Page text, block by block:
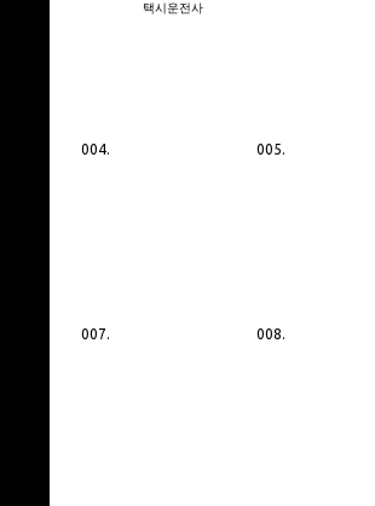
택시운전사
004. 005.
007. 008.